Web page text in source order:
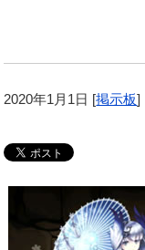
2020年1月1日 [掲示板]